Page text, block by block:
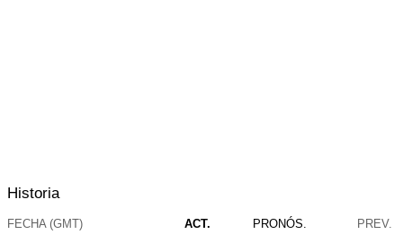
Historia
FECHA (GMT) ACT. PRONÓS. PREV.